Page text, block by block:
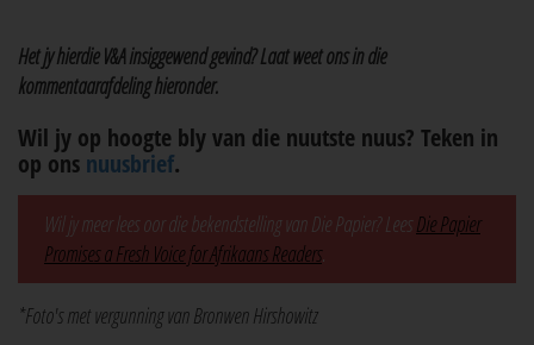
Het jy hierdie V&A insiggewend gevind? Laat weet ons in die
kommentaarafdeling hieronder.
Wil jy op hoogte bly van die nuutste nuus? Teken in
op ons nuusbrief.
Wil jy meer lees oor die bekendstelling van Die Papier? LeesDie Papier
Promises a Fresh Voice for Afrikaans Readers.
*Foto's met vergunning van Bronwen Hirshowitz